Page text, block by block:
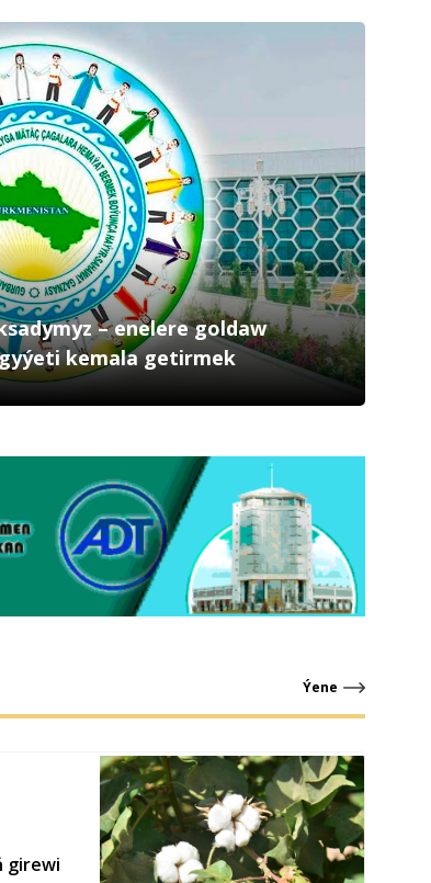
– enelere goldaw
kemala getirmek
Ýene
girewi